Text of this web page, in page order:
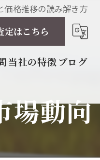
価格推移の読み解き方
定はこちら
当社の特徴
戸建て
マンション
ブログ
場動向